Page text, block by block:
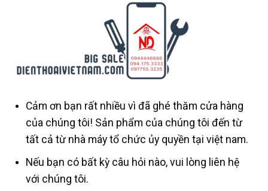
Cảm ơn bạn rất nhiều vì đã ghé thăm cửa hàng
của chúng tôi! Sản phẩm của chúng tôi đến từ
tất cả từ nhà máy tổ chức ủy quyền tại việt nam.
Nếu bạn có bất kỳ câu hỏi nào, vui lòng liên hệ
với chúng tôi.